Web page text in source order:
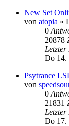
New Set
von atopia »
0
20878
Do 14.
Psytrance
von
0
21831
Do 17.